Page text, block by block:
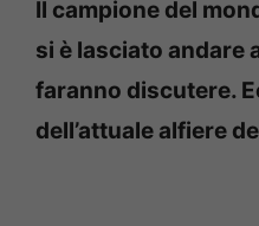
Il campione del
si è lasciato andare
faranno discutere.
dell’attuale alfiere